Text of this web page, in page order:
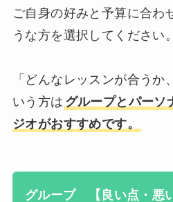
ご自身の好みと予算に合わ
うな方を選択してください。
「どんなレッスンが合うか
いう方は グループとパーソ
ジオがおすすめです。
グループ 【良い点・悪